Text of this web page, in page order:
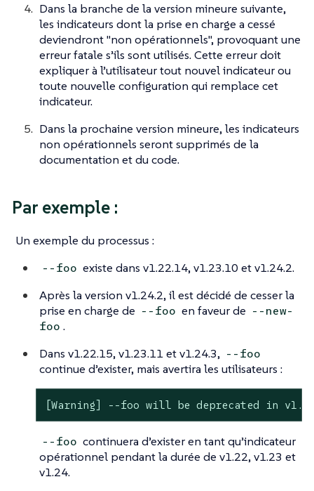
Dans la branche de la version mineure suivante,
les indicateurs dont la prise en charge a cessé
deviendront "non opérationnels", provoquant une
erreur fatale s’ils sont utilisés. Cette erreur doit
expliquer à l’utilisateur tout nouvel indicateur ou
toute nouvelle configuration qui remplace cet
indicateur.
Dans la prochaine version mineure, les indicateurs
non opérationnels seront supprimés de la
documentation et du code.
Par exemple :
Un exemple du processus :
--foo existe dans v1.22.14, v1.23.10 et v1.24.2.
Après la version v1.24.2, il est décidé de cesser la
prise en charge de --foo en faveur de --new-
foo .
Dans v1.22.15, v1.23.11 et v1.24.3, --foo
continue d’exister, mais avertira les utilisateurs :
[Warning] --foo will be deprecated in
--foo continuera d’exister en tant qu’indicateur
opérationnel pendant la durée de v1.22, v1.23 et
v1.24.